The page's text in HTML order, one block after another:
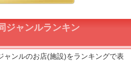
ジャンルランキン
ャンルのお店(施設)をランキングで表